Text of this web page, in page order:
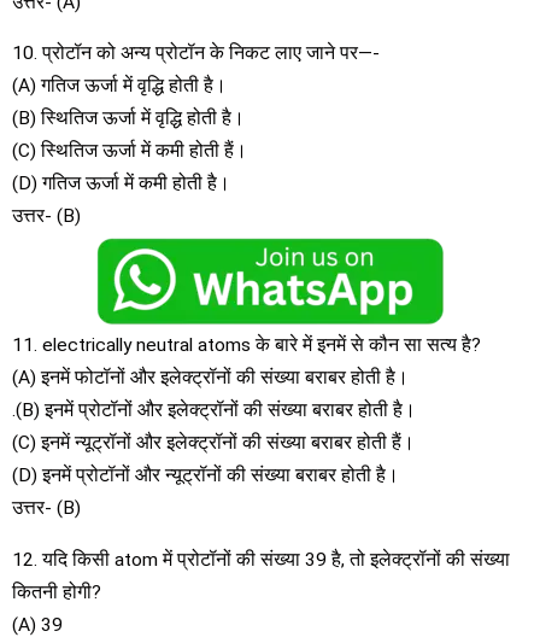
10. प्रोटॉन को अन्य प्रोटॉन के निकट लाए जाने पर—-
(A) गतिज ऊर्जा में वृद्धि होती है।
(B) स्थितिज ऊर्जा में वृद्धि होती है।
(C) स्थितिज ऊर्जा में कमी होती हैं।
(D) गतिज ऊर्जा में कमी होती है।
उत्तर- (B)
11. electrically neutral atoms के बारे में इनमें से कौन सा सत्य है?
(A) इनमें फोटॉनों और इलेक्ट्रॉनों की संख्या बराबर होती है।
.(B) इनमें प्रोटॉनों और इलेक्ट्रॉनों की संख्या बराबर होती है।
(C) इनमें न्यूट्रॉनों और इलेक्ट्रॉनों की संख्या बराबर होती हैं।
(D) इनमें प्रोटॉनों और न्यूट्रॉनों की संख्या बराबर होती है।
उत्तर- (B)
12. यदि किसी atom में प्रोटॉनों की संख्या 39 है, तो इलेक्ट्रॉनों की संख्या
कितनी होगी?
(A) 39